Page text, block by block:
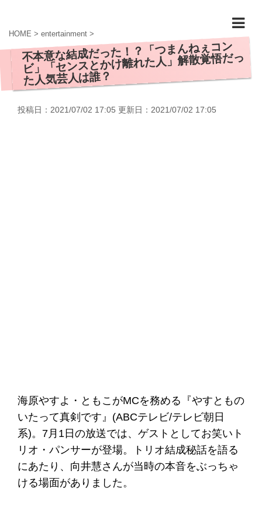
HOME > entertainment >
不本意な結成だった！？「つまんねぇコン
ビ」「センスとかけ離れた人」解散覚悟だっ
た人気芸人は誰？
投稿日：2021/07/02 17:05 更新日： 2021/07/02 17:05
海原やすよ・ともこがMCを務める『やすともの
いたって真剣です』(ABCテレビ/テレビ朝日
系)。7月1日の放送では、ゲストとしてお笑いト
リオ・パンサーが登場。トリオ結成秘話を語る
にあたり、向井慧さんが当時の本音をぶっちゃ
ける場面がありました。